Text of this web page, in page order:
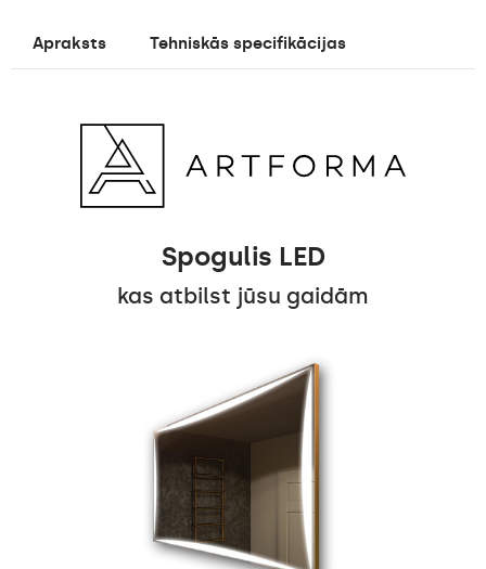
Apraksts Tehniskās specifikācijas
Spogulis LED
kas atbilst jūsu gaidām